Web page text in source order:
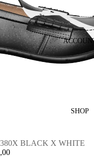
SHOP
BLACK X WHITE